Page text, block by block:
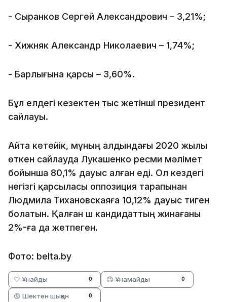
- Сыранков Сергей Александрович – 3,21%;
- Хижняк Александр Николаевич – 1,74%;
- Барлығына қарсы – 3,60%.
Бұл елдегі кезектен тыс жетінші президент
сайлауы.
Айта кетейік, мұның алдындағы 2020 жылы
өткен сайлауда Лукашенко ресми мәлімет
бойынша 80,1% дауыс алған еді. Ол кездегі
негізгі қарсыласы оппозиция тарапынан
Людмила Тихановскаяға 10,12% дауыс тиген
болатын. Қалған үш кандидаттың жинағаны
2%-ға да жетпеген.
Фото: belta.by
🤍 Ұнайды 0 😞 Ұнамайды 0
😡 Шектен шыққан 0